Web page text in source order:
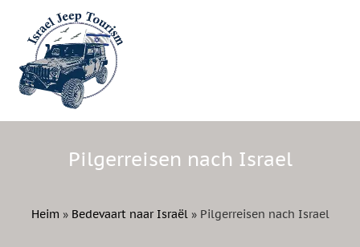
Pilgerreisen nach Israel
Heim » Bedevaart naar Israël» Pilgerreisen nach Israel